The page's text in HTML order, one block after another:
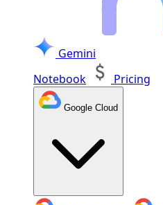
Gemini
Notebook
Pricing
Google Cloud